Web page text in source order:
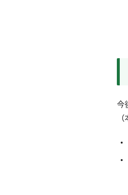
今